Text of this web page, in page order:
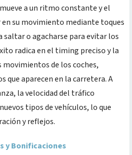
a un ritmo constante y el
su movimiento mediante toques
o agacharse para evitar los
radica en el timing preciso y la
de los coches,
que aparecen en la carretera. A
la velocidad del tráfico
tipos de vehículos, lo que
y reflejos.
y Bonificaciones